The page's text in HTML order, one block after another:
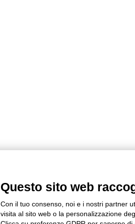
Questo sito web
Con il tuo consenso, noi e i nostri partner
visita al sito web o la personalizzazione